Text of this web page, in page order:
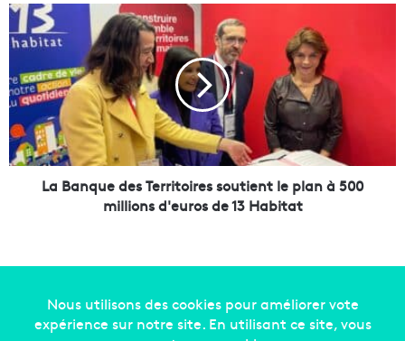
r
i
n
e
e
n
c
o
n
L
a
B
a
n
q
u
e
d
La Banque des Territoires soutient le plan à 500
millions d'euros de 13 Habitat
Copyright © 2014-2022Made in Marseille. Tous droits